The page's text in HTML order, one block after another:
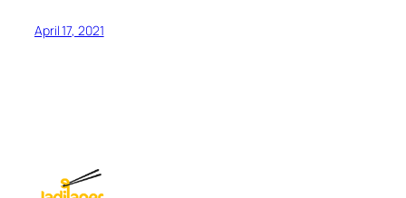
April 17, 2021